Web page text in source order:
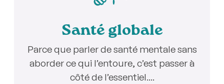
Santé globale
Parce que parler de santé mentale sans
aborder ce qui l’entoure, c’est passer à
côté de l’essentiel....